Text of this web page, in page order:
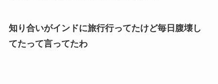
知り合いがインドに旅行行ってたけど毎日腹壊し
てたって言ってたわ